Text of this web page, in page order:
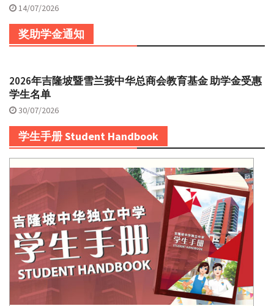
14/07/2026
奖助学金通知
2026年吉隆坡暨雪兰莪中华总商会教育基金 助学金受惠
学生名单
30/07/2026
学生手册 Student Handbook